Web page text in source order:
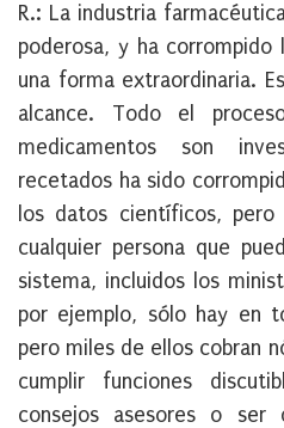
R.: La industria
poderosa, y ha
una forma extraordinaria.
alcance. Todo el
medicamentos son
recetados ha sido
los datos científicos,
cualquier persona que
sistema, incluidos los
por ejemplo, sólo hay en
pero miles de ellos cobran
cumplir funciones
consejos asesores o ser